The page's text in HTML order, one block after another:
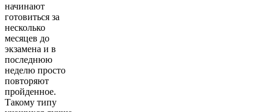
начинают
готовиться за
несколько
месяцев до
экзамена и в
последнюю
неделю просто
повторяют
пройденное.
Такому типу